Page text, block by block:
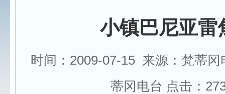
小镇巴尼亚雷
时间：2009-07-15 来源：梵蒂
蒂冈电台 点击：